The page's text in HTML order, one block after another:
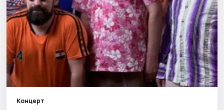
Города
Площадки
Артисты
Концерт